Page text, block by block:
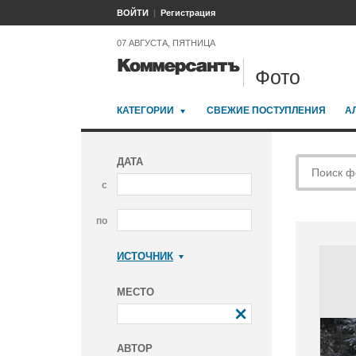
ВОЙТИ Регистрация
07 АВГУСТА, ПЯТНИЦА
Фото
КАТЕГОРИИ СВЕЖИЕ ПОСТУПЛЕНИЯ
ДАТА
с
по
ИСТОЧНИК
МЕСТО
АВТОР